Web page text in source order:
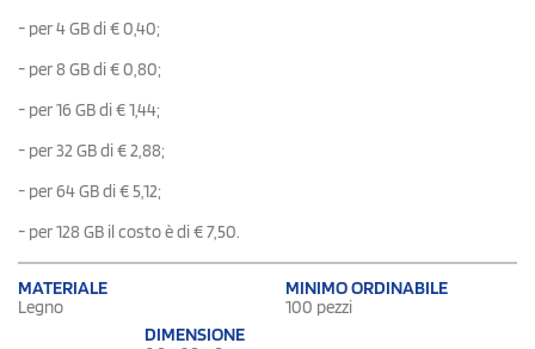
- per 4 GB di € 0,40;
- per 8 GB di € 0,80;
- per 16 GB di € 1,44;
- per 32 GB di € 2,88;
- per 64 GB di € 5,12;
- per 128 GB il costo è di € 7,50.
MATERIALE
Legno
MINIMO ORDINABILE
100 pezzi
DIMENSIONE